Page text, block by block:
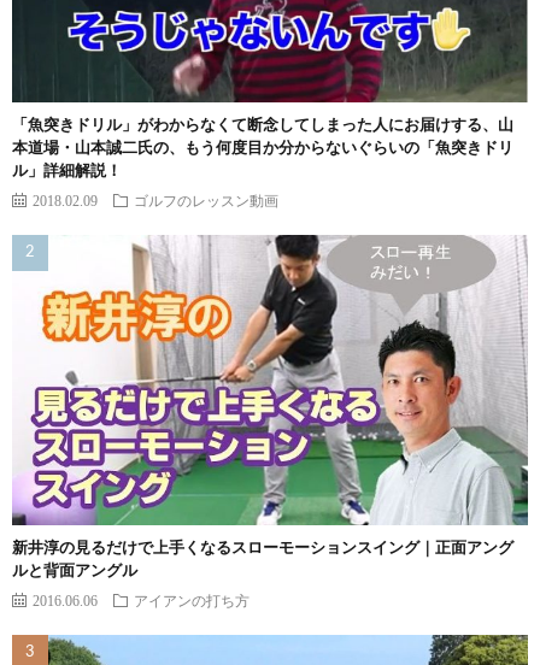
「魚突きドリル」がわからなくて断念してしまった人にお届けする、山
本道場・山本誠二氏の、もう何度目か分からないぐらいの「魚突きドリ
ル」詳細解説！
2018.02.09 ゴルフのレッスン動画
新井淳の見るだけで上手くなるスローモーションスイング｜正面アング
ルと背面アングル
2016.06.06 アイアンの打ち方